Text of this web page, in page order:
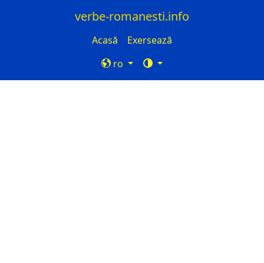
verbe-romanesti.info
Acasă
Exersează
ro